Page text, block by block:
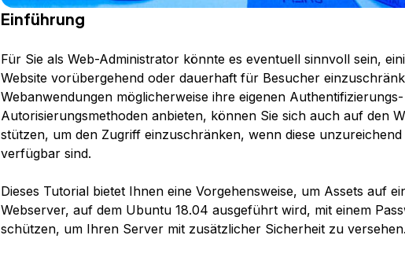
Einführung
Für Sie als Web-Administrator könnte es eventuell sinnvoll sein,
Website vorübergehend oder dauerhaft für Besucher
Webanwendungen möglicherweise ihre eigenen
Autorisierungsmethoden anbieten, können Sie sich auch auf den
stützen, um den Zugriff einzuschränken, wenn diese
verfügbar sind.
Dieses Tutorial bietet Ihnen eine Vorgehensweise, um Assets auf
Webserver, auf dem Ubuntu 18.04 ausgeführt wird, mit einem
schützen, um Ihren Server mit zusätzlicher Sicherheit zu versehen.